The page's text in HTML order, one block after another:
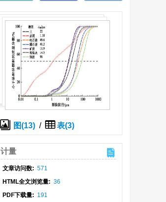
图(13) / 表(3)
计量
文章访问数: 571
HTML全文浏览量: 36
PDF下载量: 191